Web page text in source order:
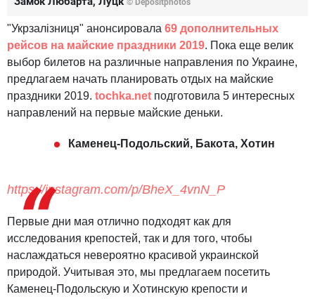
© Depositphotos
"Укрзалізниця" анонсировала 69 дополнительных
рейсов на майские праздники 2019. Пока еще велик
выбор билетов на различные направления по Украине,
предлагаем начать планировать отдых на майские
праздники 2019. tochka.net подготовила 5 интересных
направлений на первые майские деньки.
Каменец-Подольский, Бакота, Хотин
https://instagram.com/p/BheX_4vnN_P
Первые дни мая отлично подходят как для
исследования крепостей, так и для того, чтобы
наслаждаться невероятно красивой украинской
природой. Учитывая это, мы предлагаем посетить
Каменец-Подольскую и Хотинскую крепости и